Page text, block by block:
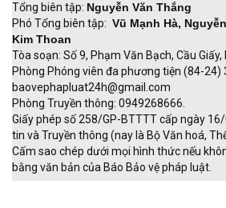
Tổng biên tập: Nguyễn Văn Thắng
Phó Tổng biên tập: Vũ Mạnh Hà,
Kim Thoan
Tòa soạn: Số 9, Phạm Văn Bạch, Cầu Giấy,
Phòng Phóng viên đa phương tiện (84-24)
baovephapluat24h@gmail.com
Phòng Truyền thông: 0949268666.
Giấy phép số 258/GP-BTTTT cấp ngày
tin và Truyền thông (nay là Bộ Văn hoá,
Cấm sao chép dưới mọi hình thức nếu
bằng văn bản của Báo Bảo vệ pháp luật.